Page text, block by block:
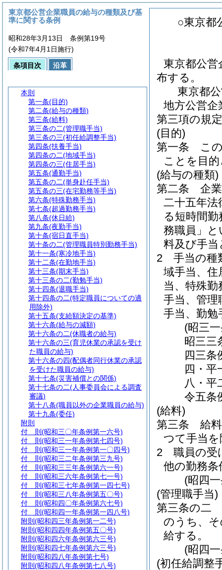
○東京都
東京都公
布する。
東京都
地方公営企
第三項の規
(目的)
第一条
こ
ことを目
(給与の種類)
第二条
企
二十五年法
る短時間
務職員」と
料及び手
2
手当の種
域手当、住
当、特殊
手当、管理
手当、勤勉
(昭三
昭三三
四三条
四・平
八・平
令五条
(給料)
第三条
給
つて手当
2
職員の受
他の勤務
(昭四
(管理職手当)
第三条の二
のうち、
給する。
(昭四
(初任給調整
東京都公営企業職員の給与の種類及び基
準に関する条例
昭和28年3月13日 条例第19号
(令和7年4月1日施行)
条項目次 沿革
本則
第一条(目的)
第二条(給与の種類)
第三条(給料)
第三条の二(管理職手当)
第三条の三(初任給調整手当)
第四条(扶養手当)
第四条の二(地域手当)
第四条の三(住居手当)
第五条(通勤手当)
第五条の二(単身赴任手当)
第五条の三(在宅勤務等手当)
第六条(特殊勤務手当)
第七条(超過勤務手当)
第八条(休日給)
第九条(夜勤手当)
第十条(宿日直手当)
第十条の二(管理職員特別勤務手当)
第十一条(寒冷地手当)
第十二条(在勤地手当)
第十三条(期末手当)
第十三条の二(勤勉手当)
第十四条(退職手当)
第十四条の二(特定職員についての適
用除外)
第十五条(支給額決定の基準)
第十六条(給与の減額)
第十六条の二(休職者の給与)
第十六条の三(育児休業の承認を受け
た職員の給与)
第十六条の四(配偶者同行休業の承認
を受けた職員の給与)
第十七条(災害補償との関係)
第十七条の二(人事委員会による調査
審議)
第十八条(職員以外の企業職員の給与)
第十九条(委任)
附則
付 則 (昭和三〇年条例第一六号)
付 則 (昭和三一年条例第七四号)
付 則 (昭和三一年条例第一〇四号)
付 則 (昭和三二年条例第三九号)
付 則 (昭和三三年条例第六一号)
付 則 (昭和三六年条例第七一号)
付 則 (昭和三七年条例第一四七号)
付 則 (昭和三八年条例第五〇号)
付 則 (昭和四〇年条例第六七号)
付 則 (昭和四一年条例第一四八号)
附則 (昭和四三年条例第一二号)
附則 (昭和四四年条例第五〇号)
附則 (昭和四六年条例第六三号)
附則 (昭和四七年条例第六三号)
附則 (昭和四八年条例第七号)
附則 (昭和四八年条例第七八号)